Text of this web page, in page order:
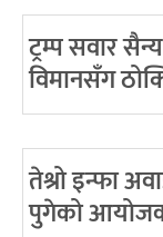
ट्रम्प सवार
विमानसँग
तेश्रो इन्फा
पुगेको